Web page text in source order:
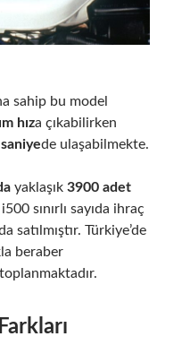
sahip bu model
hıza çıkabilirken
de ulaşabilmekte.
yaklaşık 3900 adet
sınırlı sayıda ihraç
satılmıştır. Türkiye’de
beraber